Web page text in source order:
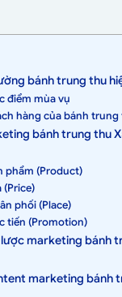
bánh trung thu
điểm mùa vụ
hàng của bánh trung
bánh trung thu
phẩm (Product)
(Price)
phối (Place)
tiến (Promotion)
lược marketing bánh
marketing bánh